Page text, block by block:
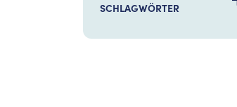
SCHLAGWÖRTER